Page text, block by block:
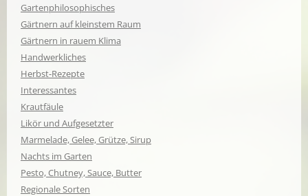
Gartenphilosophisches
Gärtnern auf kleinstem Raum
Gärtnern in rauem Klima
Handwerkliches
Herbst-Rezepte
Interessantes
Krautfäule
Likör und Aufgesetzter
Marmelade, Gelee, Grütze, Sirup
Nachts im Garten
Pesto, Chutney, Sauce, Butter
Regionale Sorten